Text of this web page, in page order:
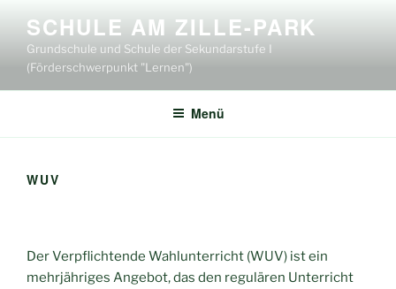
Inhalt
springen
SCHULE AM ZILLE-PARK
Grundschule und Schule der Sekundarstufe I
(Förderschwerpunkt "Lernen")
Menü
WUV
Der Verpflichtende Wahlunterricht (WUV) ist ein
mehrjähriges Angebot, das den regulären Unterricht